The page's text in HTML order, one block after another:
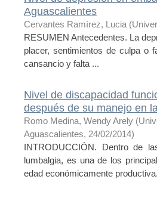
Aguascalientes
Cervantes Ramírez, Lucia (
RESUMEN Antecedentes. La
placer, sentimientos de culpa o
cansancio y falta ...
Nivel de discapacidad
después de su manejo en
Romo Medina, Wendy Arely (
Aguascalientes, 24/02/2014)
INTRODUCCIÓN. Dentro de
lumbalgia, es una de los
edad económicamente